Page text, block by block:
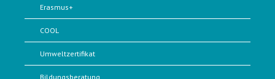
Erasmus+
COOL
Umweltzertifikat
Bildungsberatung